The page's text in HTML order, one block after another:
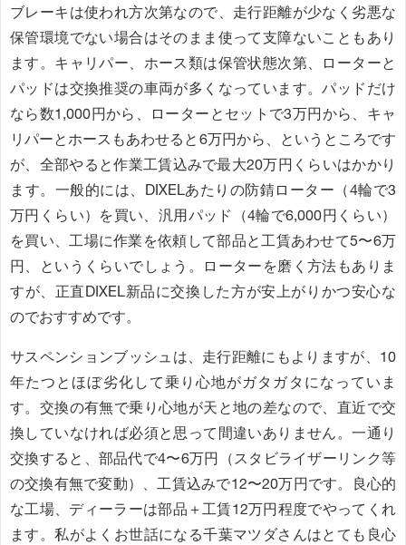
ブレーキは使われ方次第なので、走行距離が少なく劣悪な
保管環境でない場合はそのまま使って支障ないこともあり
ます。キャリパー、ホース類は保管状態次第、ローターと
パッドは交換推奨の車両が多くなっています。パッドだけ
なら数1,000円から、ローターとセットで3万円から、キャ
リパーとホースもあわせると6万円から、というところです
が、全部やると作業工賃込みで最大20万円くらいはかかり
ます。一般的には、DIXELあたりの防錆ローター（4輪で3
万円くらい）を買い、汎用パッド（4輪で6,000円くらい）
を買い、工場に作業を依頼して部品と工賃あわせて5〜6万
円、というくらいでしょう。ローターを磨く方法もありま
すが、正直DIXEL新品に交換した方が安上がりかつ安心な
のでおすすめです。
サスペンションブッシュは、走行距離にもよりますが、10
年たつとほぼ劣化して乗り心地がガタガタになっていま
す。交換の有無で乗り心地が天と地の差なので、直近で交
換していなければ必須と思って間違いありません。一通り
交換すると、部品代で4〜6万円（スタビライザーリンク等
の交換有無で変動）、工賃込みで12〜20万円です。良心的
な工場、ディーラーは部品＋工賃12万円程度でやってくれ
ます。私がよくお世話になる千葉マツダさんはとても良心